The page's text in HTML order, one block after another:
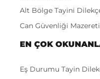
Alt Bölge Tayini
Can Güvenliği
EN ÇOK
Eş Durumu Tayin